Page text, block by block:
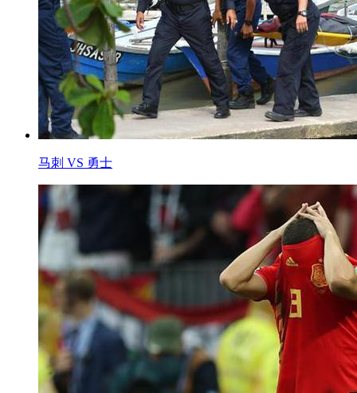
马刺 VS 勇士